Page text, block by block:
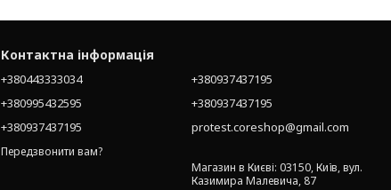
Контактна інформація
+380443333034
+380995432595
+380937437195
Передзвонити вам?
+380937437195
+380937437195
protest.coreshop@gmail.com
Магазин в Києві: 03150, Київ, вул.
Казимира Малевича, 87